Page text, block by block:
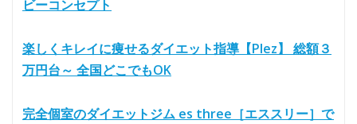
ビーコンセプト
楽しくキレイに痩せるダイエット指導【Plez】 総額３
万円台～ 全国どこでもOK
完全個室のダイエットジム es three［エススリー］で